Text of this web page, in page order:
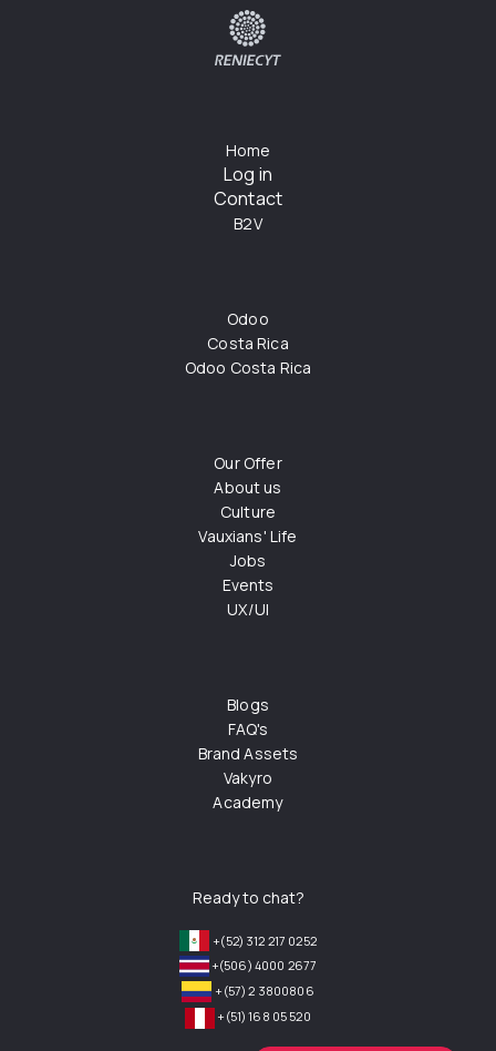
Home
Log in
Contact
B2V
Odoo
Costa Rica
Odoo Costa Rica
Our Offer
About us
Culture
Vauxians' Life
Jobs
Events
UX/UI
Blogs
FAQ's
Brand Assets
Vakyro
Academy
Ready to chat?
+(52) 312 217 0252
+(506) 4000 2677
+(57) 2 3800806
+(51) 168 05 520